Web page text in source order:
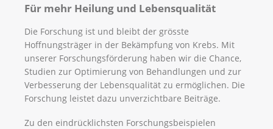
Für mehr Heilung und Lebensqualität
Die Forschung ist und bleibt der grösste
Hoffnungsträger in der Bekämpfung von Krebs. Mit
unserer Forschungsförderung haben wir die Chance,
Studien zur Optimierung von Behandlungen und zur
Verbesserung der Lebensqualität zu ermöglichen. Die
Forschung leistet dazu unverzichtbare Beiträge.
Zu den eindrücklichsten Forschungsbeispielen